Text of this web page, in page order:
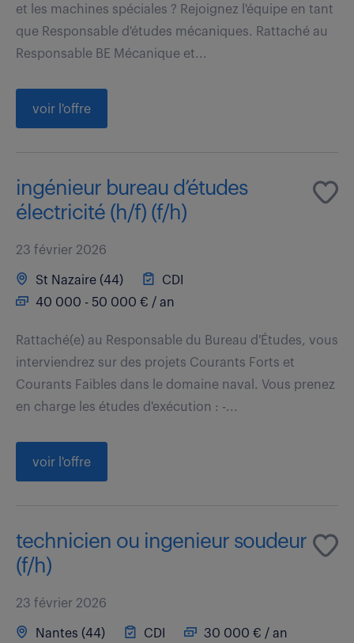
et les machines spéciales ? Rejoignez l'équipe en tant
que Responsable d'études mécaniques. Rattaché au
Responsable BE Mécanique et...
voir l'offre
ingénieur bureau d’études
électricité (h/f) (f/h)
23 février 2026
St Nazaire (44)
CDI
40 000 - 50 000 € / an
Rattaché(e) au Responsable du Bureau d'Études, vous
interviendrez sur des projets Courants Forts et
Courants Faibles dans le domaine naval. Vous prenez
en charge les études d'exécution : -...
voir l'offre
technicien ou ingenieur soudeur
(f/h)
23 février 2026
Nantes (44) CDI 30 000 € / an